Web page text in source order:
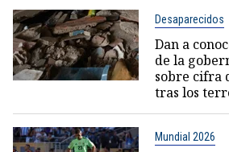
Desaparecidos
Dan a
de la
sobre cifra
tras los
Mundial 2026